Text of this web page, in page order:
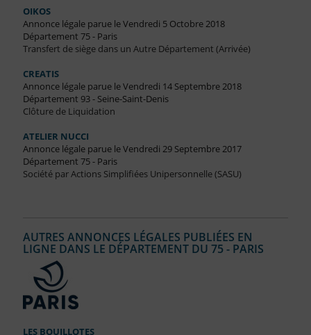
OIKOS
Annonce légale parue le Vendredi 5 Octobre 2018
Département 75 - Paris
Transfert de siège dans un Autre Département (Arrivée)
CREATIS
Annonce légale parue le Vendredi 14 Septembre 2018
Département 93 - Seine-Saint-Denis
Clôture de Liquidation
ATELIER NUCCI
Annonce légale parue le Vendredi 29 Septembre 2017
Département 75 - Paris
Société par Actions Simplifiées Unipersonnelle (SASU)
AUTRES ANNONCES LÉGALES PUBLIÉES EN
LIGNE DANS LE DÉPARTEMENT DU 75 - PARIS
LES BOUILLOTES